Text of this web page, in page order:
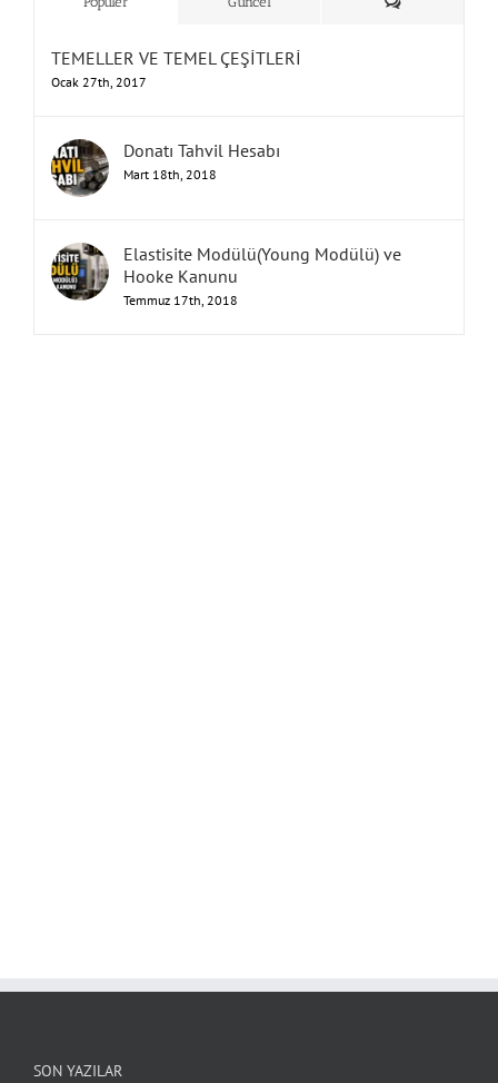
TEMELLER VE TEMEL ÇEŞİTLERİ
Ocak 27th, 2017
Donatı Tahvil Hesabı
Mart 18th, 2018
Elastisite Modülü(Young Modülü) ve
Hooke Kanunu
Temmuz 17th, 2018
SON YAZILAR